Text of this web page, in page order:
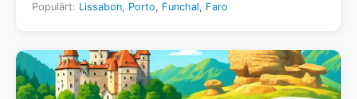
Populärt: Lissabon, Porto, Funchal, Faro